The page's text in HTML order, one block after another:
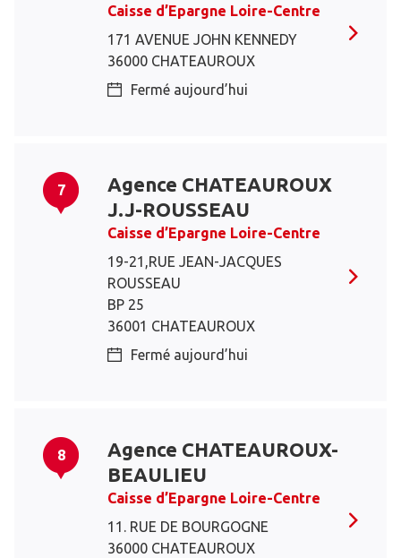
Caisse d’Epargne Loire-Centre
171 AVENUE JOHN KENNEDY
36000 CHATEAUROUX
Fermé aujourd’hui
7
Agence CHATEAUROUX
J.J-ROUSSEAU
Caisse d’Epargne Loire-Centre
19-21,RUE JEAN-JACQUES
ROUSSEAU
BP 25
36001 CHATEAUROUX
Fermé aujourd’hui
8
Agence CHATEAUROUX-
BEAULIEU
Caisse d’Epargne Loire-Centre
11. RUE DE BOURGOGNE
36000 CHATEAUROUX